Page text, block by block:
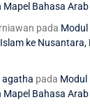
Mapel Bahasa
pada Modul
ke Nusantara,
agatha pada Modul
Mapel Bahasa